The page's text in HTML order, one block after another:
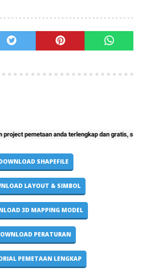
anda terlengkap dan gratis, semoga
SHAPEFILE
LAYOUT & SIMBOL
3D MAPPING MODEL
PERATURAN
PEMETAAN LENGKAP